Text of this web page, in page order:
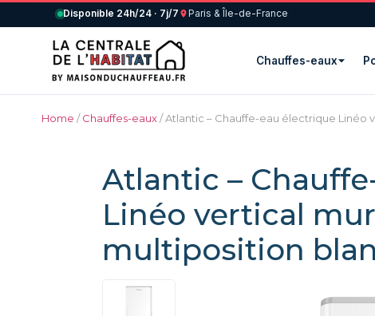
Disponible 24h/24 · 7j/7 Paris & Île-de-France
Chauffes-eaux
Home /Chauffes-eaux/ Atlantic – Chauffe-eau électrique Linéo
Atlantic –
Linéo vertical
multiposition